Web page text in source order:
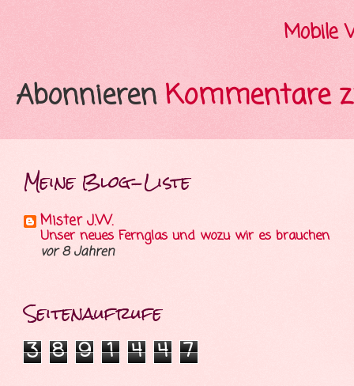
Mobile
Abonnieren Kommentare
Meine Blog-Liste
Mister J.W.
Unser neues Fernglas und wozu wir es brauchen
vor 8 Jahren
Seitenaufrufe
3 8 9 1 4 4 7